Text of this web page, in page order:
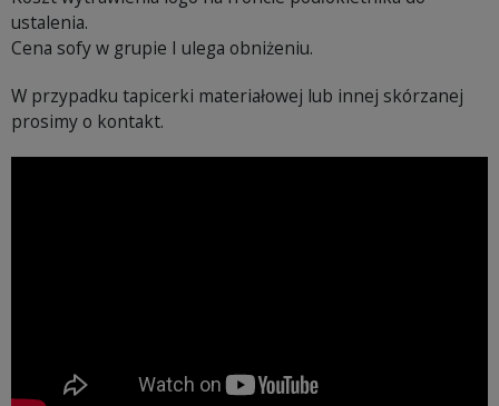
ustalenia.
Cena sofy w grupie I ulega obniżeniu.
W przypadku tapicerki materiałowej lub innej skórzanej
prosimy o kontakt.